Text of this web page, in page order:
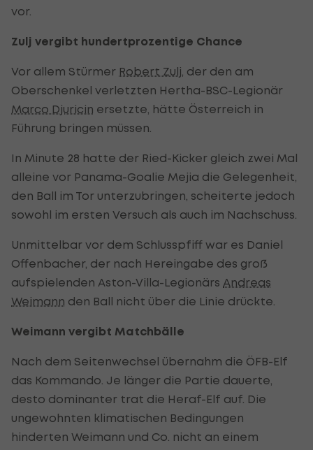
vor.
Zulj vergibt hundertprozentige Chance
Vor allem Stürmer Robert Zulj , der den am
Oberschenkel verletzten Hertha-BSC-Legionär
Marco Djuricin ersetzte, hätte Österreich in
Führung bringen müssen.
In Minute 28 hatte der Ried-Kicker gleich zwei Mal
alleine vor Panama-Goalie Mejia die Gelegenheit,
den Ball im Tor unterzubringen, scheiterte jedoch
sowohl im ersten Versuch als auch im Nachschuss.
Unmittelbar vor dem Schlusspfiff war es Daniel
Offenbacher, der nach Hereingabe des groß
aufspielenden Aston-Villa-Legionärs Andreas
Weimann den Ball nicht über die Linie drückte.
Weimann vergibt Matchbälle
Nach dem Seitenwechsel übernahm die ÖFB-Elf
das Kommando. Je länger die Partie dauerte,
desto dominanter trat die Heraf-Elf auf. Die
ungewohnten klimatischen Bedingungen
hinderten Weimann und Co. nicht an einem